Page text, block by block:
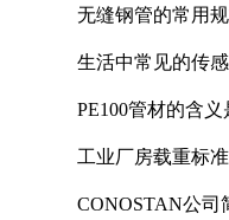
无缝钢管的常用
生活中常见的传
PE100管材的含义
工业厂房载重标
CONOSTAN公司